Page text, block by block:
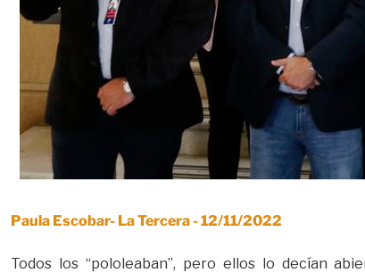
Paula Escobar- La Tercera - 12/11/2022
Todos los “pololeaban”, pero ellos lo decían